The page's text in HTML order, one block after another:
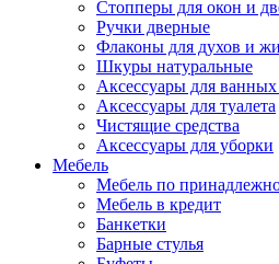
Стопперы для окон и
Ручки дверные
Флаконы для духов и
Шкуры натуральные
Аксессуары для
Аксессуары для туалета
Чистящие средства
Аксессуары для уборки
Мебель
Мебель по
Мебель в кредит
Банкетки
Барные стулья